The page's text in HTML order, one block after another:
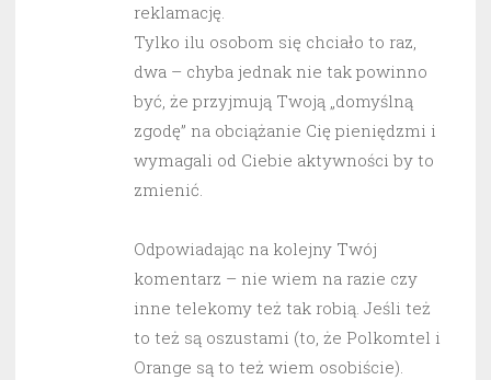
reklamację.
Tylko ilu osobom się chciało to raz,
dwa – chyba jednak nie tak powinno
być, że przyjmują Twoją „domyślną
zgodę” na obciążanie Cię pieniędzmi i
wymagali od Ciebie aktywności by to
zmienić.
Odpowiadając na kolejny Twój
komentarz – nie wiem na razie czy
inne telekomy też tak robią. Jeśli też
to też są oszustami (to, że Polkomtel i
Orange są to też wiem osobiście).